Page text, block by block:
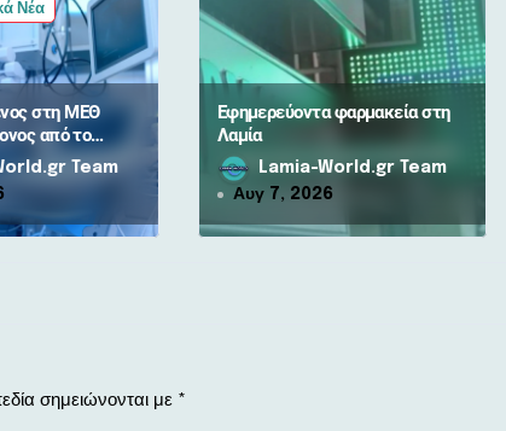
Νέα
στη ΜΕΘ
από το
–
Team
Εφημερεύοντα φαρμακεία στη
Λαμία
Lamia-World.gr Team
Αυγ 7, 2026
σημειώνονται με *